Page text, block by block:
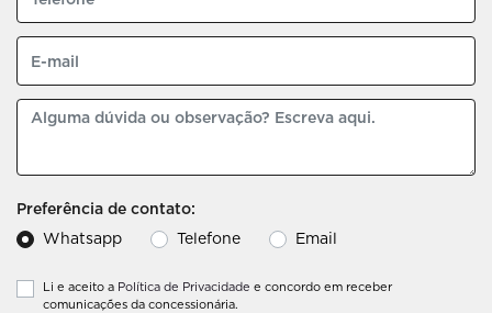
Preferência de contato:
Whatsapp
Telefone Email
Li e aceito a Política de Privacidade e concordo em receber
comunicações da concessionária.